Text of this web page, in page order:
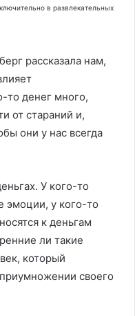
в развлекательных
рассказала нам,
то денег много,
от стараний и,
они у нас всегда
У кого-то
эмоции, у кого-то
к деньгам
ли такие
который
своего